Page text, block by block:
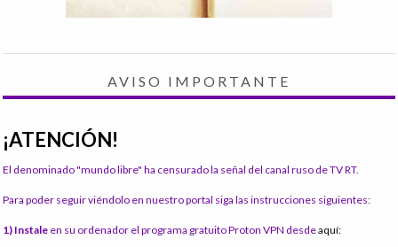
AVISO IMPORTANTE
¡ATENCIÓN!
El denominado "mundo libre" ha censurado la señal del canal ruso de TV RT.
Para poder seguir viéndolo en nuestro portal siga las instrucciones siguientes:
1) Instale en su ordenador el programa gratuito Proton VPN desdeaquí: